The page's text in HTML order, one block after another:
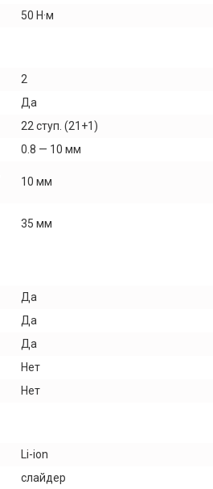
50 Н·м
2
Да
22 ступ. (21+1)
0.8 — 10 мм
10 мм
35 мм
Да
Да
Да
Нет
Нет
Li-ion
слайдер